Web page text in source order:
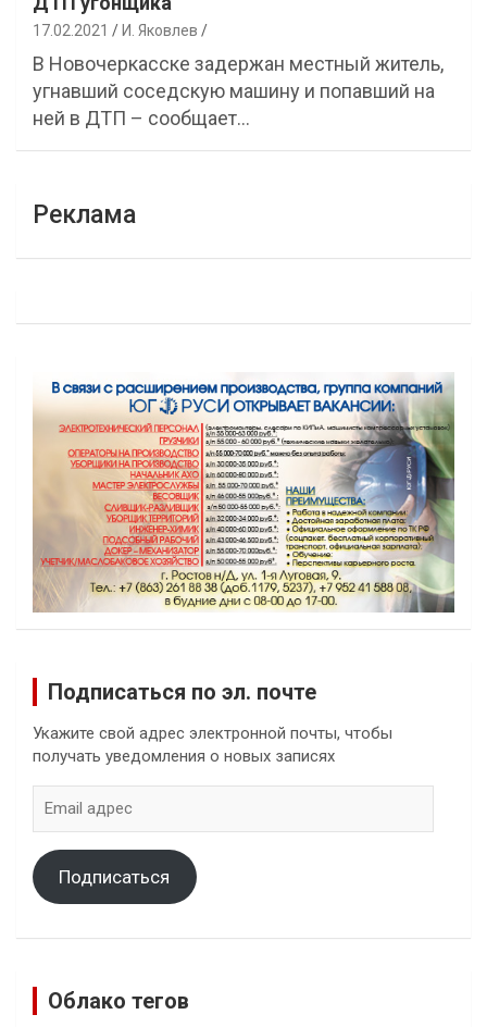
17.02.2021 И. Яковлев
В Новочеркасске задержан местный житель,
угнавший соседскую машину и попавший на
ней в ДТП – сообщает…
Реклама
Подписаться по эл. почте
Укажите свой адрес электронной почты, чтобы
получать уведомления о новых записях
адрес
Подписаться
Облако тегов